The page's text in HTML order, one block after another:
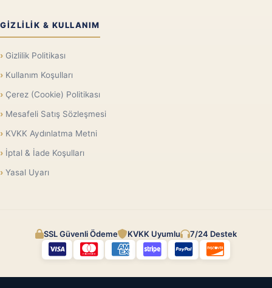
GIZLILIK & KULLANIM
Gizlilik Politikası
Kullanım Koşulları
Çerez (Cookie) Politikası
Mesafeli Satış Sözleşmesi
KVKK Aydınlatma Metni
İptal & İade Koşulları
Yasal Uyarı
SSL Güvenli Ödeme KVKK Uyumlu 7/24 Destek